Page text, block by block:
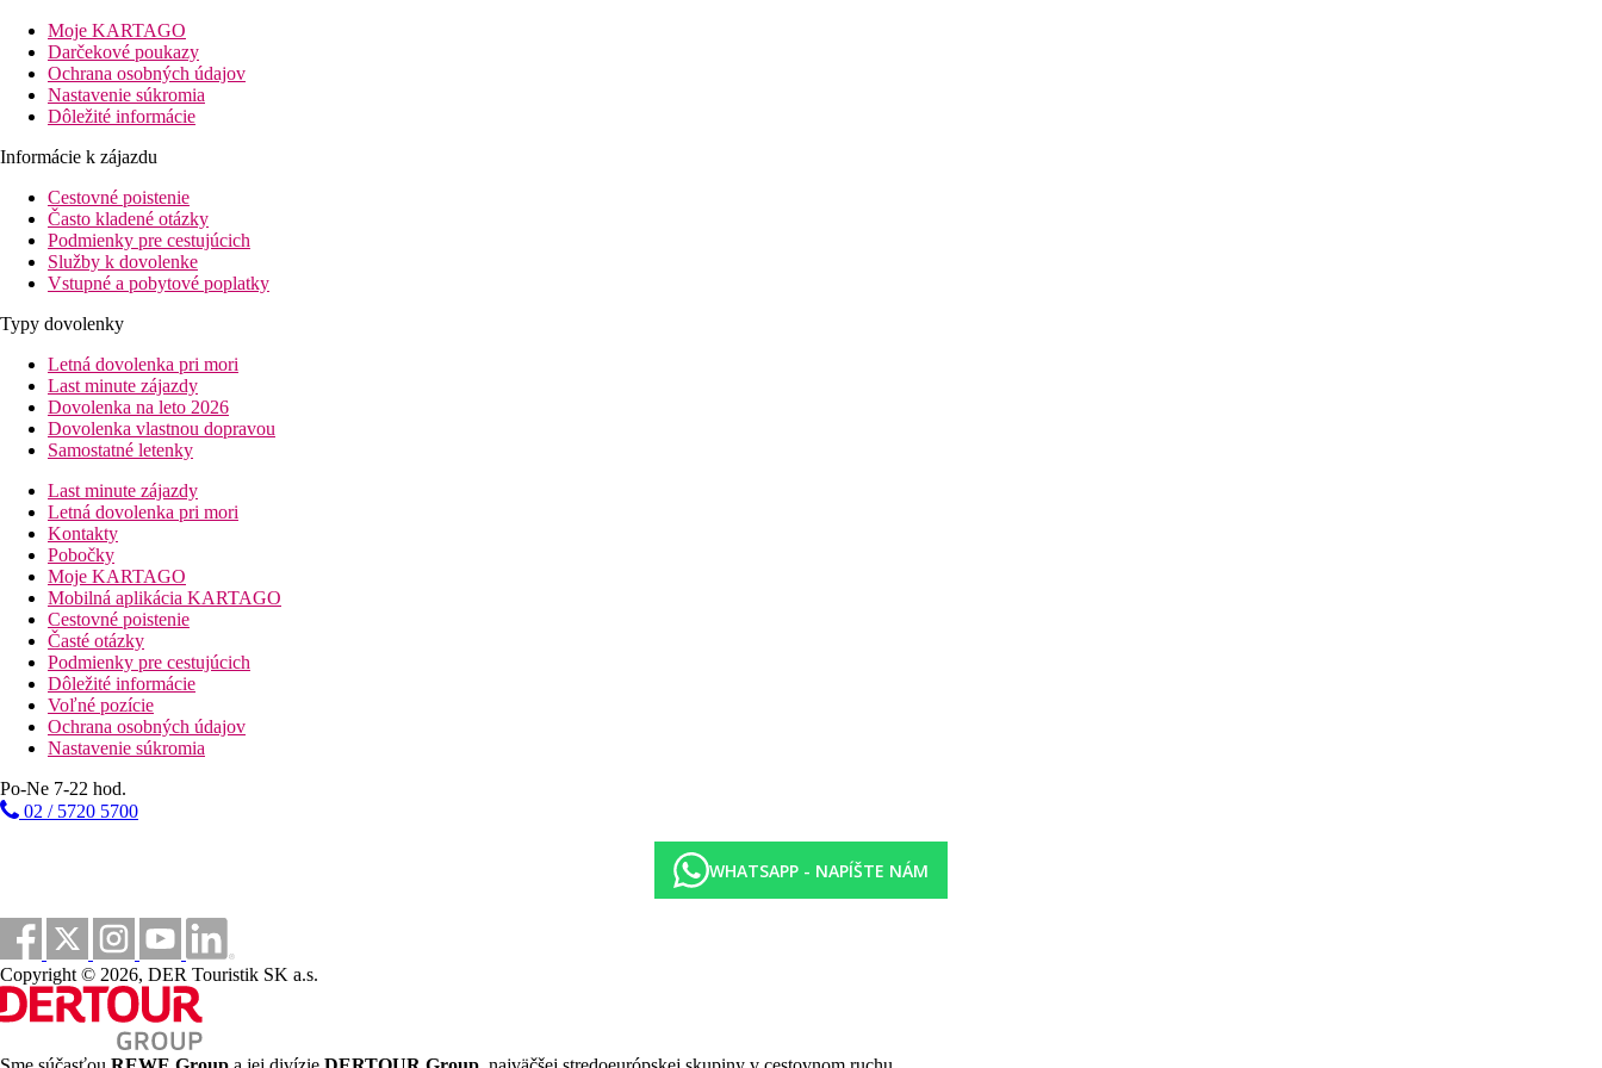
Pláž
Mestská piesočná pláž pozvoľna sa zvažujúca do mora s lehátkami a slnečníkmi (za poplatok) v centre Pargy vzdialená 400m alebo pláž Valtos cca 500m
Vzdialenosti
100 m
Centrum mesta
67 km
Vzdialenosť od najbližšieho letiska
400 m
Vzdialenosť k pláži
Ležadla na pláži za poplatok
Slnečníky na pláži za poplatok
Plážová dovolenka
Fotogaléria
Moje KARTAGO
Darčekové poukazy
Ochrana osobných údajov
Nastavenie súkromia
Dôležité informácie
Informácie k zájazdu
Cestovné poistenie
Často kladené otázky
Podmienky pre cestujúcich
Služby k dovolenke
Vstupné a pobytové poplatky
Typy dovolenky
Letná dovolenka pri mori
Last minute zájazdy
Dovolenka na leto 2026
Dovolenka vlastnou dopravou
Samostatné letenky
Last minute zájazdy
Letná dovolenka pri mori
Kontakty
Pobočky
Moje KARTAGO
Mobilná aplikácia KARTAGO
Cestovné poistenie
Časté otázky
Podmienky pre cestujúcich
Dôležité informácie
Voľné pozície
Ochrana osobných údajov
Nastavenie súkromia
Po-Ne 7-22 hod.
02 / 5720 5700
WHATSAPP - NAPÍŠTE NÁM
Copyright © 2026, DER Touristik SK a.s.